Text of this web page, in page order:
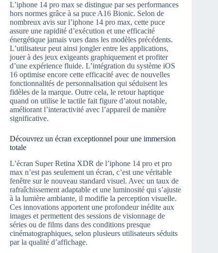
L’iphone 14 pro max se distingue par ses performances
hors normes grâce à sa puce A16 Bionic. Selon de
nombreux avis sur l’iphone 14 pro max, cette puce
assure une rapidité d’exécution et une efficacité
énergétique jamais vues dans les modèles précédents.
L’utilisateur peut ainsi jongler entre les applications,
jouer à des jeux exigeants graphiquement et profiter
d’une expérience fluide. L’intégration du système iOS
16 optimise encore cette efficacité avec de nouvelles
fonctionnalités de personnalisation qui séduisent les
fidèles de la marque. Outre cela, le retour haptique
quand on utilise le tactile fait figure d’atout notable,
améliorant l’interactivité avec l’appareil de manière
significative.
Découvrez un écran exceptionnel pour une immersion
totale
L’écran Super Retina XDR de l’iphone 14 pro et pro
max n’est pas seulement un écran, c’est une véritable
fenêtre sur le nouveau standard visuel. Avec un taux de
rafraîchissement adaptable et une luminosité qui s’ajuste
à la lumière ambiante, il modifie la perception visuelle.
Ces innovations apportent une profondeur inédite aux
images et permettent des sessions de visionnage de
séries ou de films dans des conditions presque
cinématographiques, selon plusieurs utilisateurs séduits
par la qualité d’affichage.